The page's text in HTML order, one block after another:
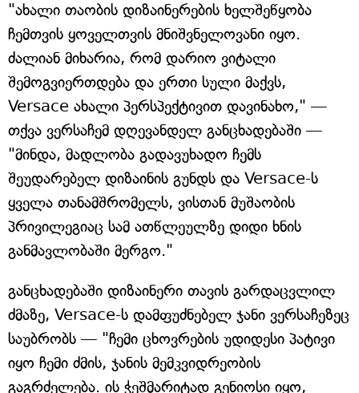
"ახალი თაობის დიზაინერების ხელშეწყობა
ჩემთვის ყოველთვის მნიშვნელოვანი იყო.
ძალიან მიხარია, რომ დარიო ვიტალი
შემოგვიერთდება და ერთი სული მაქვს,
Versace ახალი პერსპექტივით დავინახო," —
თქვა ვერსაჩემ დღევანდელ განცხადებაში —
"მინდა, მადლობა გადავუხადო ჩემს
შეუდარებელ დიზაინის გუნდს და Versace-ს
ყველა თანამშრომელს, ვისთან მუშაობის
პრივილეგიაც სამ ათწლეულზე დიდი ხნის
განმავლობაში მერგო."
განცხადებაში დიზაინერი თავის გარდაცვლილ
ძმაზე, Versace-ს დამფუძნებელ ჯანი ვერსაჩეზეც
საუბრობს — "ჩემი ცხოვრების უდიდესი პატივი
იყო ჩემი ძმის, ჯანის მემკვიდრეობის
გაგრძელება. ის ჭეშმარიტად გენიოსი იყო,